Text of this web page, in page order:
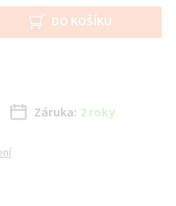
DO KOŠÍKU
Záruka: 2 roky